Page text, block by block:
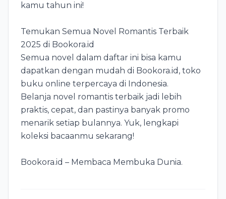
kamu tahun ini!
Temukan Semua Novel Romantis Terbaik
2025 di Bookora.id
Semua novel dalam daftar ini bisa kamu
dapatkan dengan mudah di Bookora.id, toko
buku online terpercaya di Indonesia.
Belanja novel romantis terbaik jadi lebih
praktis, cepat, dan pastinya banyak promo
menarik setiap bulannya. Yuk, lengkapi
koleksi bacaanmu sekarang!
Bookora.id – Membaca Membuka Dunia.